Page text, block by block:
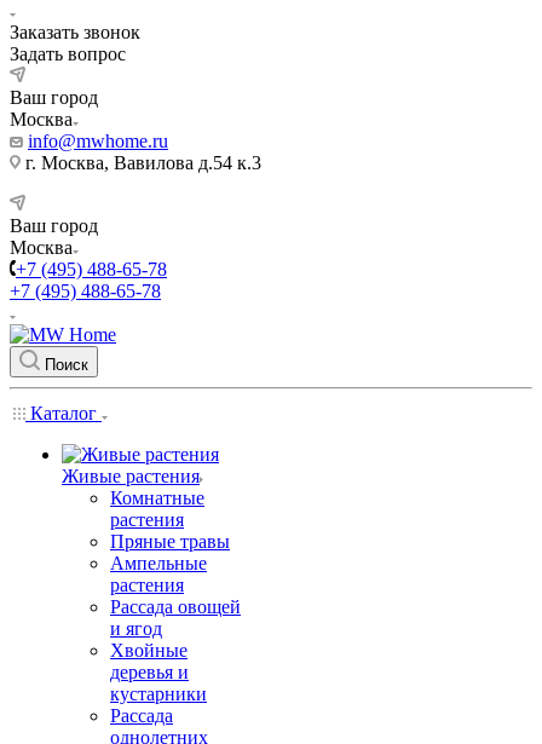
Заказать звонок
Задать вопрос
Ваш город
Москва
info@mwhome.ru
г. Москва, Вавилова д.54 к.3
Ваш город
Москва
+7 (495) 488-65-78
+7 (495) 488-65-78
Поиск
Каталог
Живые растения
Комнатные
растения
Пряные травы
Ампельные
растения
Рассада овощей
и ягод
Хвойные
деревья и
кустарники
Рассада
однолетних